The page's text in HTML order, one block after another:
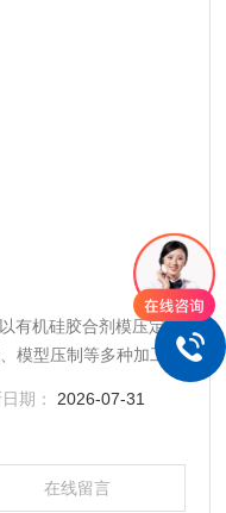
有机硅胶合剂模压定形
模型压制等多种加工手
期： 2026-07-31
在线留言